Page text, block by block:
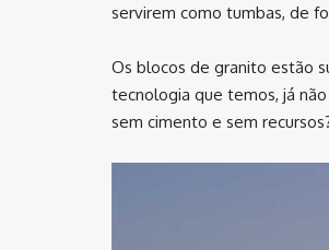
servirem como tumbas, de
Os blocos de granito estão
tecnologia que temos, já
sem cimento e sem